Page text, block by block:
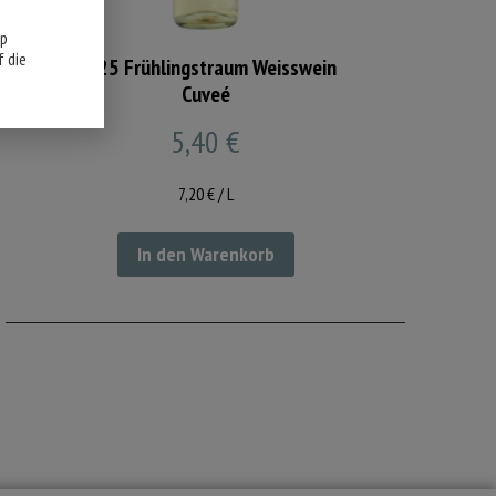
2025 Frühlingstraum Weisswein
Cuveé
5,40€
7,20€/L
In den Warenkorb
die